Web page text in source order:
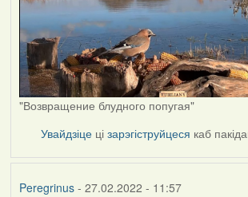
"Возвращение блудного попугая"
Увайдзіце цізарэгіструйцеся каб
Peregrinus- 27.02.2022 - 11:57